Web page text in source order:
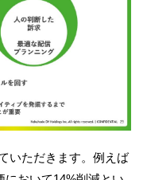
いただきます。例えば